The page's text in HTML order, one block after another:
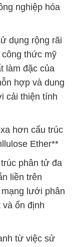
nghiệp hóa
dụng rộng rãi
thức mỹ
làm đặc của
hợp và dung
cải thiện tính
hơn cấu trúc
Ether**
phân tử đa
liền trên
lưới phân
ổn định
từ việc sử